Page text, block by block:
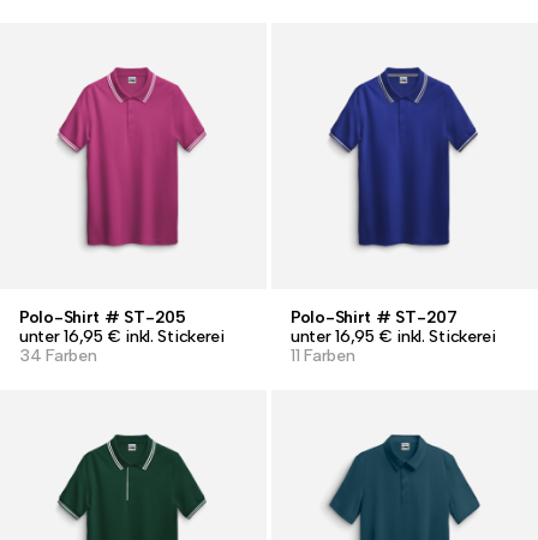
Polo-Shirt # ST-205
unter 16,95 € inkl. Stickerei
34 Farben
Polo-Shirt # ST-207
unter 16,95 € inkl. Stickerei
11 Farben